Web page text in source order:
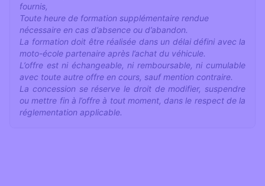
fournis,
Toute heure de formation supplémentaire rendue
nécessaire en cas d’absence ou d’abandon.
La formation doit être réalisée dans un délai défini avec la
moto-école partenaire après l’achat du véhicule.
L’offre est ni échangeable, ni remboursable, ni cumulable
avec toute autre offre en cours, sauf mention contraire.
La concession se réserve le droit de modifier, suspendre
ou mettre fin à l’offre à tout moment, dans le respect de la
réglementation applicable.